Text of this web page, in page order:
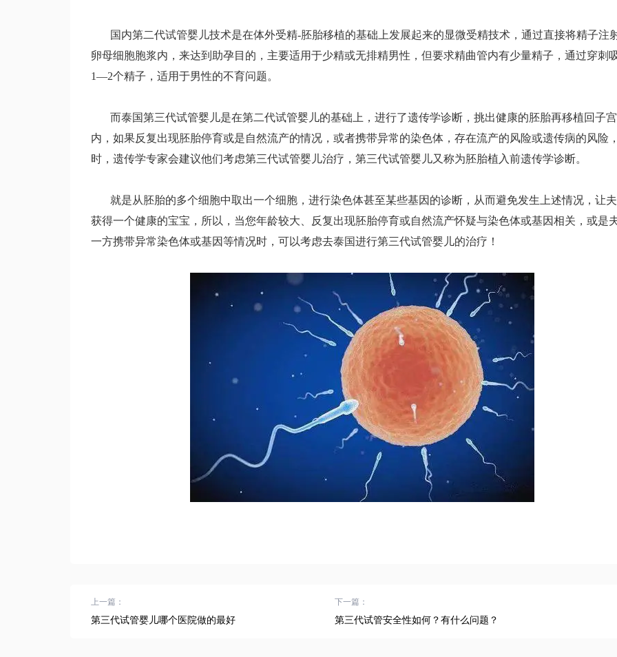
国内第二代试管婴儿技术是在体外受精-胚胎移植的基础上发展起来的显微受精技术，通过直接将精子注
卵母细胞胞浆内，来达到助孕目的，主要适用于少精或无排精男性，但要求精曲管内有少量精子，通过穿刺
1―2个精子，适用于男性的不育问题。
而泰国第三代试管婴儿是在第二代试管婴儿的基础上，进行了遗传学诊断，挑出健康的胚胎再移植回子宫
内，如果反复出现胚胎停育或是自然流产的情况，或者携带异常的染色体，存在流产的风险或遗传病的风险
时，遗传学专家会建议他们考虑第三代试管婴儿治疗，第三代试管婴儿又称为胚胎植入前遗传学诊断。
就是从胚胎的多个细胞中取出一个细胞，进行染色体甚至某些基因的诊断，从而避免发生上述情况，让
获得一个健康的宝宝，所以，当您年龄较大、反复出现胚胎停育或自然流产怀疑与染色体或基因相关，或是
一方携带异常染色体或基因等情况时，可以考虑去泰国进行第三代试管婴儿的治疗！
上一篇：
第三代试管婴儿哪个医院做的最好
下一篇：
第三代试管安全性如何？有什么问题？